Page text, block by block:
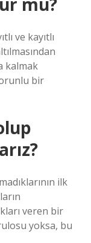
ve kayıtlı
kalmak
bir
ilk
veren bir
yoksa, bu